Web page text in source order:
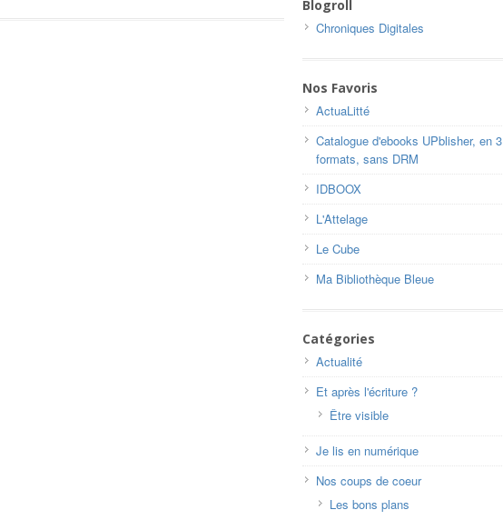
Blogroll
Chroniques Digitales
Nos Favoris
ActuaLitté
Catalogue d'ebooks UPblisher, en 3
formats, sans DRM
IDBOOX
L'Attelage
Le Cube
Ma Bibliothèque Bleue
Catégories
Actualité
Et après l'écriture ?
Être visible
Je lis en numérique
Nos coups de coeur
Les bons plans